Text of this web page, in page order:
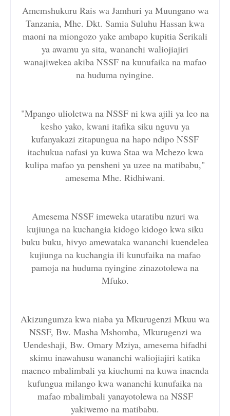
Amemshukuru Rais wa Jamhuri ya Muungano wa
Tanzania, Mhe. Dkt. Samia Suluhu Hassan kwa
maoni na miongozo yake ambapo kupitia Serikali
ya awamu ya sita, wananchi waliojiajiri
wanajiwekea akiba NSSF na kunufaika na mafao
na huduma nyingine.
"Mpango ulioletwa na NSSF ni kwa ajili ya leo na
kesho yako, kwani itafika siku nguvu ya
kufanyakazi zitapungua na hapo ndipo NSSF
itachukua nafasi ya kuwa Staa wa Mchezo kwa
kulipa mafao ya pensheni ya uzee na matibabu,"
amesema Mhe. Ridhiwani.
Amesema NSSF imeweka utaratibu nzuri wa
kujiunga na kuchangia kidogo kidogo kwa siku
buku buku, hivyo amewataka wananchi kuendelea
kujiunga na kuchangia ili kunufaika na mafao
pamoja na huduma nyingine zinazotolewa na
Mfuko.
Akizungumza kwa niaba ya Mkurugenzi Mkuu wa
NSSF, Bw. Masha Mshomba, Mkurugenzi wa
Uendeshaji, Bw. Omary Mziya, amesema hifadhi
skimu inawahusu wananchi waliojiajiri katika
maeneo mbalimbali ya kiuchumi na kuwa inaenda
kufungua milango kwa wananchi kunufaika na
mafao mbalimbali yanayotolewa na NSSF
yakiwemo na matibabu.